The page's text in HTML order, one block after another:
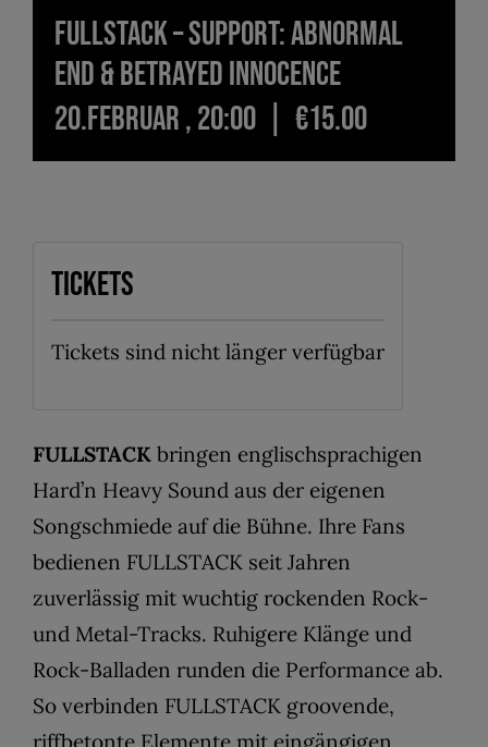
Fullstack – Support: Abnormal
End & Betrayed Innocence
20.Februar , 20:00
€15.00
Tickets
Tickets sind nicht länger verfügbar
FULLSTACK bringen englischsprachigen
Hard’n Heavy Sound aus der eigenen
Songschmiede auf die Bühne. Ihre Fans
bedienen FULLSTACK seit Jahren
zuverlässig mit wuchtig rockenden Rock-
und Metal-Tracks. Ruhigere Klänge und
Rock-Balladen runden die Performance ab.
So verbinden FULLSTACK groovende,